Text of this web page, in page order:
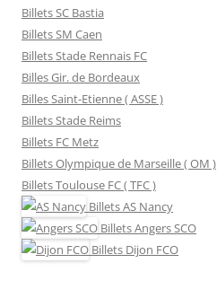
Billets SC Bastia
Billets SM Caen
Billets Stade Rennais FC
Billes Gir. de Bordeaux
Billes Saint-Etienne ( ASSE )
Billets Stade Reims
Billets FC Metz
Billets Olympique de Marseille ( OM )
Billets Toulouse FC ( TFC )
BilletsAS Nancy
BilletsAngers SCO
Billets Dijon FCO